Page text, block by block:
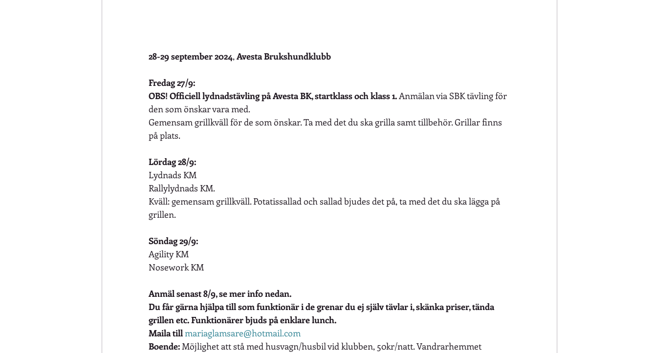
28-29 september 2024, Avesta Brukshundklubb
Fredag 27/9:
OBS! Officiell lydnadstävling på Avesta BK, startklass och klass 1. Anmälan via SBK tävling för
den som önskar vara med.
Gemensam grillkväll för de som önskar. Ta med det du ska grilla samt tillbehör. Grillar finns
på plats.
Lördag 28/9:
Lydnads KM
Rallylydnads KM.
Kväll: gemensam grillkväll. Potatissallad och sallad bjudes det på, ta med det du ska lägga på
grillen.
Söndag 29/9:
Agility KM
Nosework KM
Anmäl senast 8/9, se mer info nedan.
Du får gärna hjälpa till som funktionär i de grenar du ej själv tävlar i, skänka priser, tända
grillen etc. Funktionärer bjuds på enklare lunch.
Maila tillmariaglamsare@hotmail.com
Boende: Möjlighet att stå med husvagn/husbil vid klubben, 50kr/natt. Vandrarhemmet